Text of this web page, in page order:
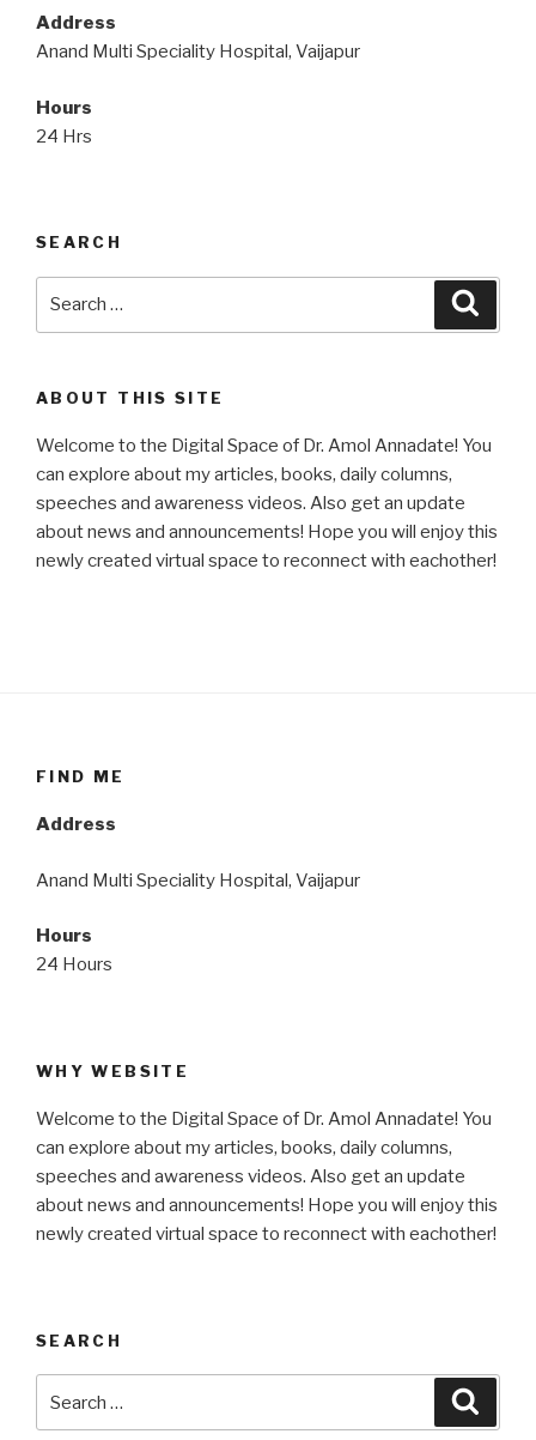
Address
Anand Multi Speciality Hospital, Vaijapur
Hours
24 Hrs
SEARCH
ABOUT THIS SITE
Welcome to the Digital Space of Dr. Amol Annadate! You
can explore about my articles, books, daily columns,
speeches and awareness videos. Also get an update
about news and announcements! Hope you will enjoy this
newly created virtual space to reconnect with eachother!
FIND ME
Address
Anand Multi Speciality Hospital, Vaijapur
Hours
24 Hours
WHY WEBSITE
Welcome to the Digital Space of Dr. Amol Annadate! You
can explore about my articles, books, daily columns,
speeches and awareness videos. Also get an update
about news and announcements! Hope you will enjoy this
newly created virtual space to reconnect with eachother!
SEARCH
for: